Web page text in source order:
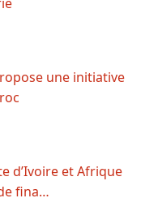
une initiative
d’Ivoire et Afrique
fina…